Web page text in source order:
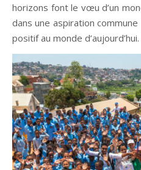
horizons font le vœu d’un
dans une aspiration
positif au monde d’aujourd’hui.